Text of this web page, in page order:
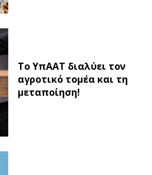
Το ΥπΑΑΤ διαλύει τον
αγροτικό τομέα και τη
μεταποίηση!